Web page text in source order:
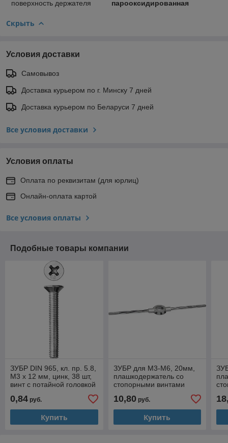
поверхность держателя парооксидированная
Скрыть
Условия доставки
Самовывоз
Доставка курьером по г. Минску 7 дней
Доставка курьером по Беларуси 7 дней
Все условия доставки
Условия оплаты
Оплата по реквизитам (для юрлиц)
Онлайн-оплата картой
Все условия оплаты
Подобные товары компании
ЗУБР DIN 965, кл. пр. 5.8,
M3 х 12 мм, цинк, 38 шт,
винт с потайной головкой
0,84 руб.
Купить
ЗУБР для M3-M6, 20мм,
плашкодержатель со
стопорными винтами
10,80руб.
Купить